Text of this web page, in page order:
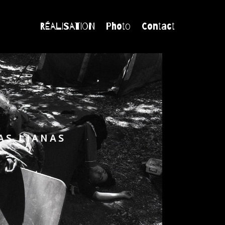
RÉALISATION Photo Contact
LIANAS